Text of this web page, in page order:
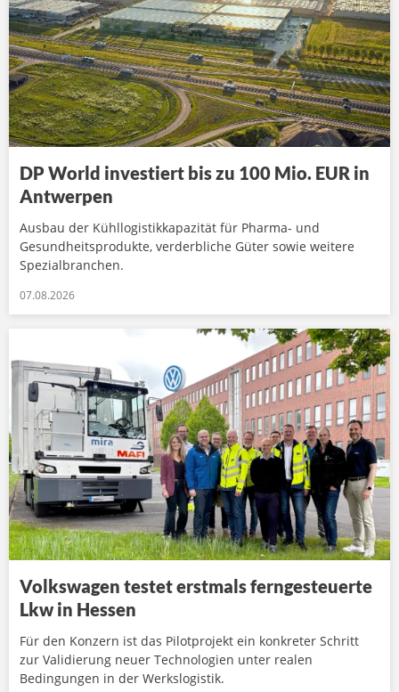
DP World investiert bis zu 100 Mio. EUR in
Antwerpen
Ausbau der Kühllogistikkapazität für Pharma- und
Gesundheitsprodukte, verderbliche Güter sowie weitere
Spezialbranchen.
07.08.2026
Volkswagen testet erstmals ferngesteuerte
Lkw in Hessen
Für den Konzern ist das Pilotprojekt ein konkreter Schritt
zur Validierung neuer Technologien unter realen
Bedingungen in der Werkslogistik.